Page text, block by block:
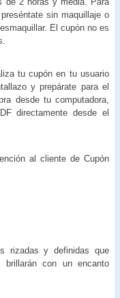
sin maquillaje o
El cupón no es
tu cupón en tu usuario
y prepárate para el
desde tu computadora,
directamente desde el
al cliente de Cupón
rizadas y definidas que
con un encanto